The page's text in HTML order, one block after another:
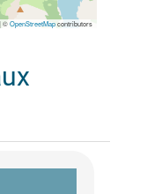
|©OpenStreetMapcontributors